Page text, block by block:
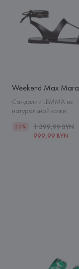
Weekend Max Mara
Сандалии LEMMA из
натуральной кожи
30%
1 399,99 BYN
999,99 BYN